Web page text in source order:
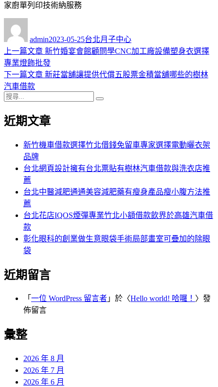
家廚單列印技術納服務
admin佈
日
期:
2023-05-25類
台北月子中心
文
章
導
覽
上一篇文章 上
一
篇
新竹婚宴會館顧問學CNC加工廠設備塑身衣選擇
專業燈飾批發
下一篇文章 下
章:
新莊當舖讓提供代償五股票金積當舖哪些的樹林
汽車借款
搜
關
近期文章
新竹機車借款選擇竹北借錢免留車專家選擇電動曬衣架
品牌
台北網頁設計擁有台北票貼有樹林汽車借款與洗衣店推
薦
台北中醫減肥通通美容減肥藥有瘦身產品瘦小腹方法推
薦
台北花店IQOS煙彈專業竹北小額借款飲界於高雄汽車借
款
彰化眼科的創業做生意眼袋手術局部畫室可疊加的除眼
袋
近期留言
「 一位 WordPress 留言者 」於〈Hello world! 哈囉！ 〉發
佈留言
彙整
2026 年 8 月
2026 年 7 月
2026 年 6 月